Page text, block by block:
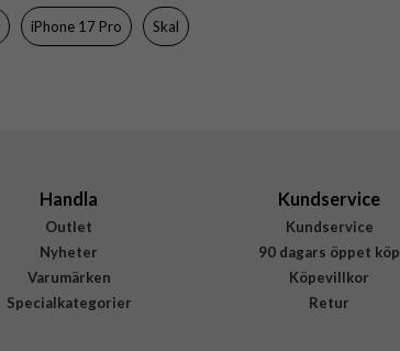
Hårdplast (PC), Kevlar, Mjukplast (TPU)
iPhone 17 Pro Skal
Handla
Outlet
Nyheter
Varumärken
Specialkategorier
Kundservice
Kundservice
90 dagars öppet köp
Köpevillkor
Retur